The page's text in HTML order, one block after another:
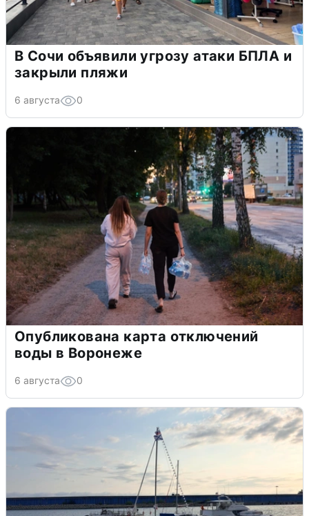
В Сочи объявили угрозу атаки БПЛА и
закрыли пляжи
6 августа 0
Опубликована карта отключений
воды в Воронеже
6 августа 0